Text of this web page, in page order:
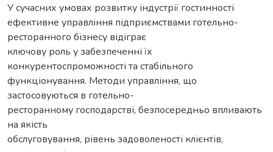
У сучасних умовах розвитку індустрії гостинності
ефективне управління підприємствами готельно-
ресторанного бізнесу відіграє
ключову роль у забезпеченні їх
конкурентоспроможності та стабільного
функціонування. Методи управління, що
застосовуються в готельно-
ресторанному господарстві, безпосередньо впливають
на якість
обслуговування, рівень задоволеності клієнтів,